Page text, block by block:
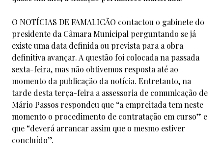
O NOTÍCIAS DE FAMALICÃO contactou o gabinete do
presidente da Câmara Municipal perguntando se já
existe uma data definida ou prevista para a obra
definitiva avançar. A questão foi colocada na passada
sexta-feira, mas não obtivemos resposta até ao
momento da publicação da notícia. Entretanto, na
tarde desta terça-feira a assessoria de comunicação de
Mário Passos respondeu que “a empreitada tem neste
momento o procedimento de contratação em curso” e
que “deverá arrancar assim que o mesmo estiver
concluído”.